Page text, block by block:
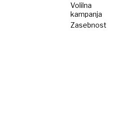
Volilna
kampanja
Zasebnost